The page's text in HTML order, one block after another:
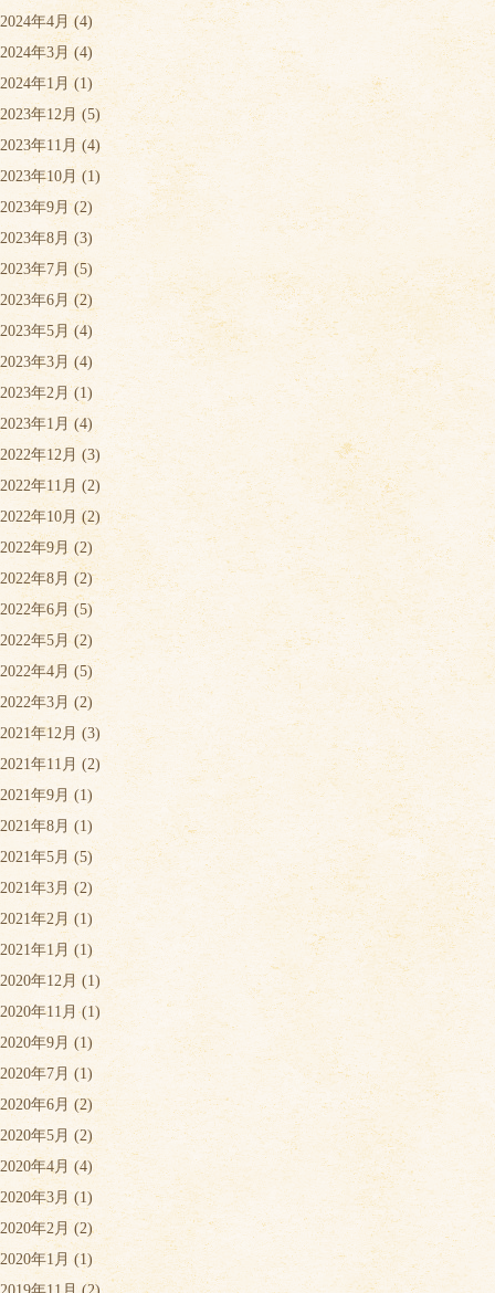
2024年4月(4)
2024年3月 (4)
2024年1月 (1)
2023年12月 (5)
2023年11月 (4)
2023年10月(1)
2023年9月 (2)
2023年8月(3)
2023年7月 (5)
2023年6月 (2)
2023年5月 (4)
2023年3月 (4)
2023年2月(1)
2023年1月(4)
2022年12月 (3)
2022年11月 (2)
2022年10月 (2)
2022年9月 (2)
2022年8月 (2)
2022年6月(5)
2022年5月(2)
2022年4月 (5)
2022年3月 (2)
2021年12月 (3)
2021年11月 (2)
2021年9月 (1)
2021年8月 (1)
2021年5月 (5)
2021年3月(2)
2021年2月(1)
2021年1月 (1)
2020年12月 (1)
2020年11月 (1)
2020年9月 (1)
2020年7月 (1)
2020年6月 (2)
2020年5月 (2)
2020年4月 (4)
2020年3月 (1)
2020年2月(2)
2020年1月 (1)